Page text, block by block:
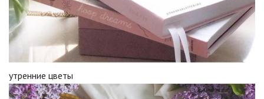
утренние цветы